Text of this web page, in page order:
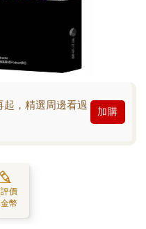
，精選周邊看過
加購
價
幣